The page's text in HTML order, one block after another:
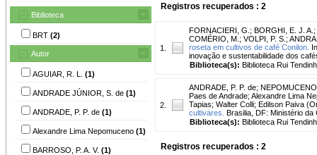
Biblioteca
BRT (2)
Autor
AGUIAR, R. L. (1)
ANDRADE JÚNIOR, S. de (1)
ANDRADE, P. P. de (1)
Alexandre Lima Nepomuceno (1)
BARROSO, P. A. V. (1)
Registros recuperados : 2
1.
FORNACIERI, G. ; BORGHI, E. J. A. ;
COMÉRIO, M. ; VOLPI, P. S. ;
roseta em cultivos de café Conilon.
inovação e sustentabilidade dos
Biblioteca(s): Biblioteca Rui
2.
ANDRADE, P. P. de;
Paes de Andrade; Alexandre Lima
Tapias; Walter Colli; Edilson Paiva
cultivares. Brasilia, DF: Ministério da
Biblioteca(s): Biblioteca Rui
Registros recuperados : 2